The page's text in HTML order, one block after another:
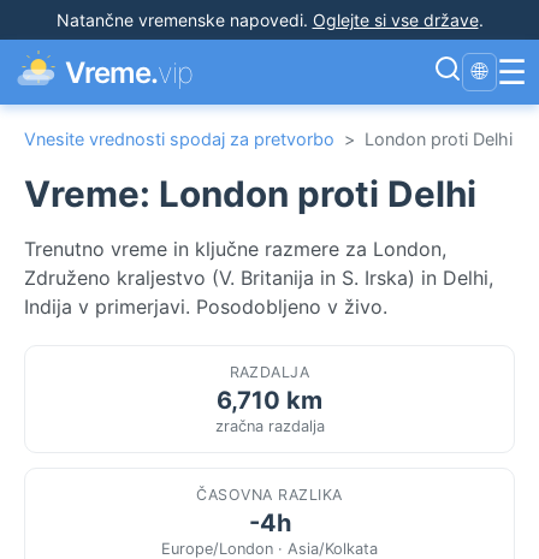
Natančne vremenske napovedi. Oglejte si vse države.
Vreme.vip 🌐 ☰
Vnesite vrednosti spodaj za pretvorbo > London proti Delhi
Vreme: London proti Delhi
Trenutno vreme in ključne razmere za London,
Združeno kraljestvo (V. Britanija in S. Irska) in Delhi,
Indija v primerjavi. Posodobljeno v živo.
RAZDALJA
6,710 km
zračna razdalja
ČASOVNA RAZLIKA
-4h
Europe/London · Asia/Kolkata